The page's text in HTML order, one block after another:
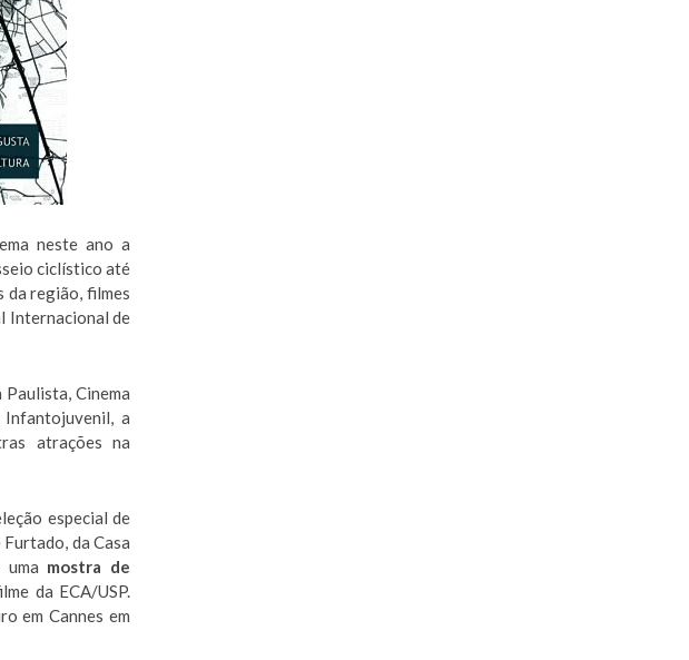
neste ano a
ciclístico até
da região, filmes
Internacional de
Cinema
a
atrações na
especial de
da Casa
mostra de
da ECA/USP.
em Cannes em